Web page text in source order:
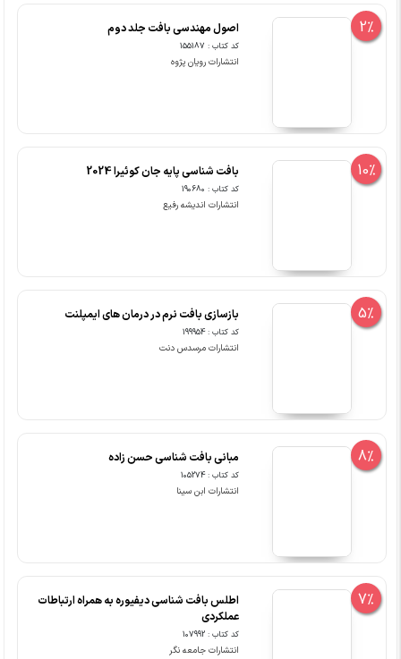
2% اصول مهندسی بافت جلد دوم
کد کتاب : 155187
انتشارات رویان پژوه
10% بافت شناسی پایه جان کوئیرا 2024
کد کتاب : 190680
انتشارات اندیشه رفیع
5% بازسازی بافت نرم در درمان های ایمپلنت
کد کتاب : 199954
انتشارات مرسدس دنت
8% مبانی بافت شناسی حسن زاده
کد کتاب : 105274
انتشارات ابن سینا
7%
اطلس بافت شناسی دیفیوره به همراه ارتباطات
عملکردی
کد کتاب : 107992
انتشارات جامعه نگر